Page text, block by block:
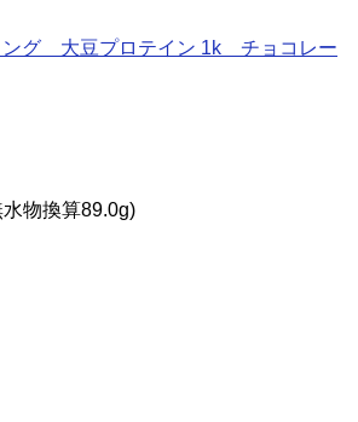
ング 大豆プロテイン 1k チョコレー
物換算89.0g)